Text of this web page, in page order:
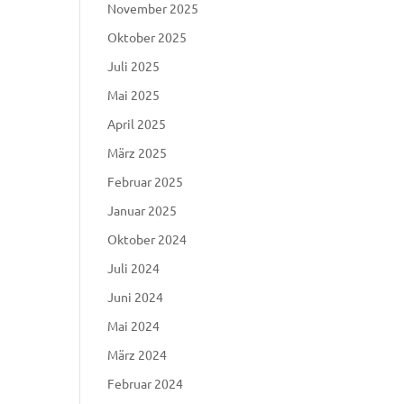
November 2025
Oktober 2025
Juli 2025
Mai 2025
April 2025
März 2025
Februar 2025
Januar 2025
Oktober 2024
Juli 2024
Juni 2024
Mai 2024
März 2024
Februar 2024